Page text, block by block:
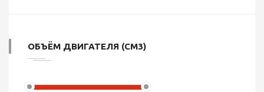
ОБЪЁМ ДВИГАТЕЛЯ (СМ3)